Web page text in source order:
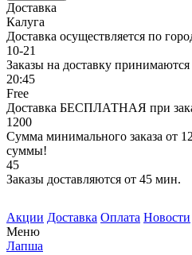
Доставка
Калуга
Доставка осуществляется по
10-21
Заказы на доставку
20:45
Free
Доставка БЕСПЛАТНАЯ при
1200
Сумма минимального заказа от
суммы!
45
Заказы доставляются от 45 мин.
Акции Доставка Оплата Новости
Меню
Лапша